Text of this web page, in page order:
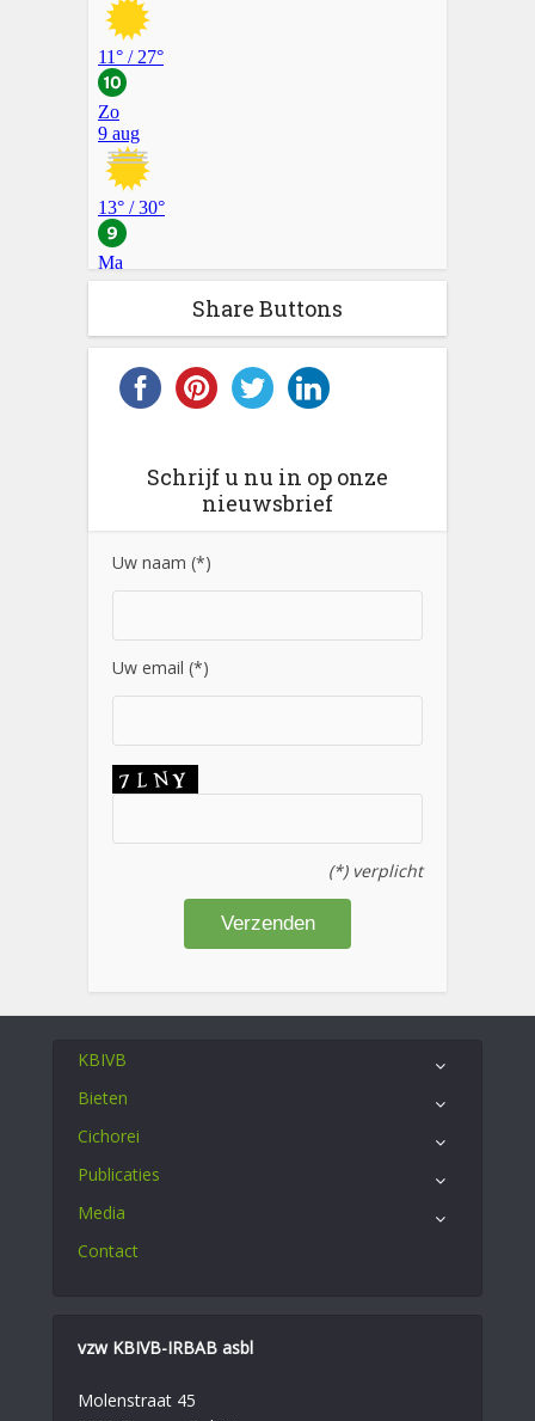
Share Buttons
Schrijf u nu in op onze
nieuwsbrief
Uw naam (*)
Uw email (*)
(*) verplicht
KBIVB
Bieten
Cichorei
Publicaties
Media
Contact
vzw KBIVB-IRBAB asbl
Molenstraat 45